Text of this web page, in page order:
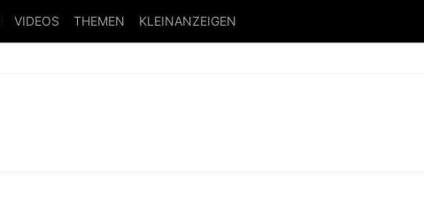
VIDEOS THEMEN KLEINANZEIGEN